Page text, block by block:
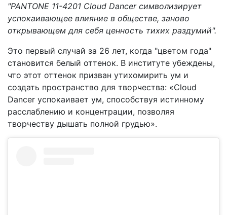
"PANTONE 11-4201 Cloud Dancer символизирует
успокаивающее влияние в обществе, заново
открывающем для себя ценность тихих раздумий".
Это первый случай за 26 лет, когда "цветом года"
становится белый оттенок. В институте убеждены,
что этот оттенок призван утихомирить ум и
создать пространство для творчества: «Cloud
Dancer успокаивает ум, способствуя истинному
расслаблению и концентрации, позволяя
творчеству дышать полной грудью».